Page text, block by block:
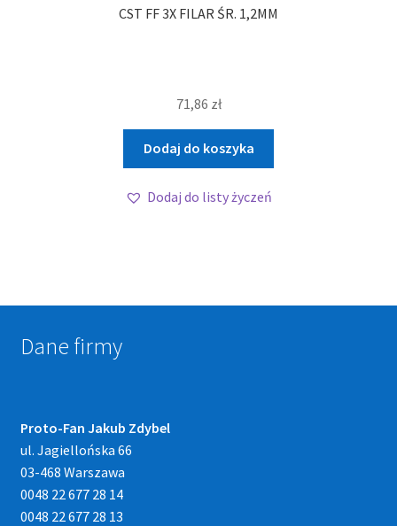
CST FF 3X FILAR ŚR. 1,2MM
71,86 zł
Dodaj do koszyka
Dodaj do listy życzeń
Dane firmy
Proto-Fan Jakub Zdybel
ul. Jagiellońska 66
03-468 Warszawa
0048 22 677 28 14
0048 22 677 28 13